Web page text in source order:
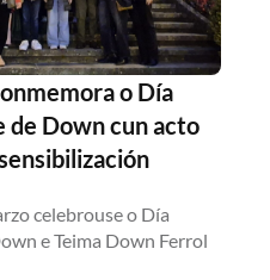
o Día
de Down cun acto
celebrouse o Día
e Teima Down Ferrol